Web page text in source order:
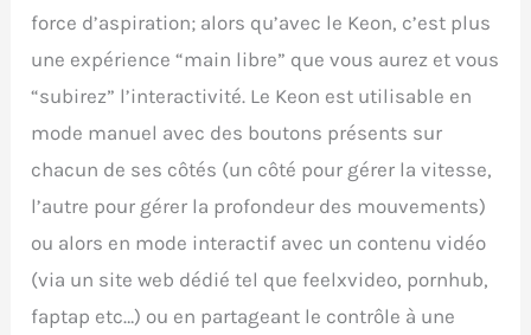
force d’aspiration; alors qu’avec le Keon, c’est plus
une expérience “main libre” que vous aurez et vous
“subirez” l’interactivité. Le Keon est utilisable en
mode manuel avec des boutons présents sur
chacun de ses côtés (un côté pour gérer la vitesse,
l’autre pour gérer la profondeur des mouvements)
ou alors en mode interactif avec un contenu vidéo
(via un site web dédié tel que feelxvideo, pornhub,
faptap etc…) ou en partageant le contrôle à une